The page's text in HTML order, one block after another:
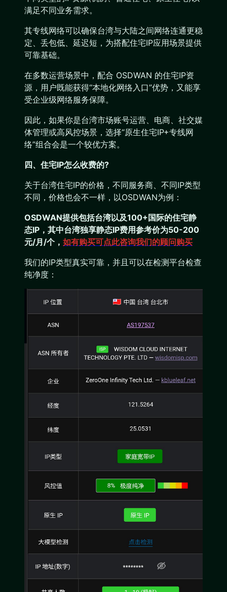
满足不同业务需求。
其专线网络可以确保台湾与大陆之间网络连通更稳
定、丢包低、延迟短，为搭配住宅IP应用场景提供
可靠基础。
在多数运营场景中，配合 OSDWAN 的住宅IP资
源，用户既能获得“本地化网络入口”优势，又能享
受企业级网络服务保障。
因此，如果你是台湾市场账号运营、电商、社交媒
体管理或高风控场景，选择“原生住宅IP+专线网
络”组合会是一个较优方案。
四、住宅IP怎么收费的?
关于台湾住宅IP的价格，不同服务商、不同IP类型
不同，价格也会不一样，以OSDWAN为例：
OSDWAN提供包括台湾以及100+国际的住宅静
态IP，其中台湾独享静态IP费用参考价为50-200
元/月/个， 如有购买可点此咨询我们的顾问购买
我们的IP类型真实可靠，并且可以在检测平台检查
纯净度：